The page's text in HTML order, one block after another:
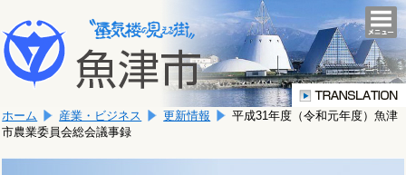
文
へ
移
ま
す。
こ
か
文
で
す。
ホーム 産業・ビジネス 更新情報
平成31年度（令和元年度）魚津
市農業委員会総会議事録